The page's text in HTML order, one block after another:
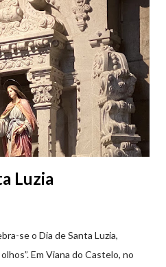
(2019.10.25) Feira Semanal
Feira Semanal em Viana do
em Viana do Castelo
Luzia
se o Dia de Santa Luzia,
Em Viana do Castelo, no